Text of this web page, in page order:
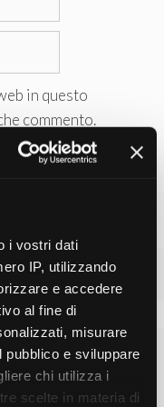
i vostri dati
IP, utilizzando
e accedere
al fine di
misurare
pubblico e sviluppare
chi utilizza i
scelte in materia di
in questo
commento.